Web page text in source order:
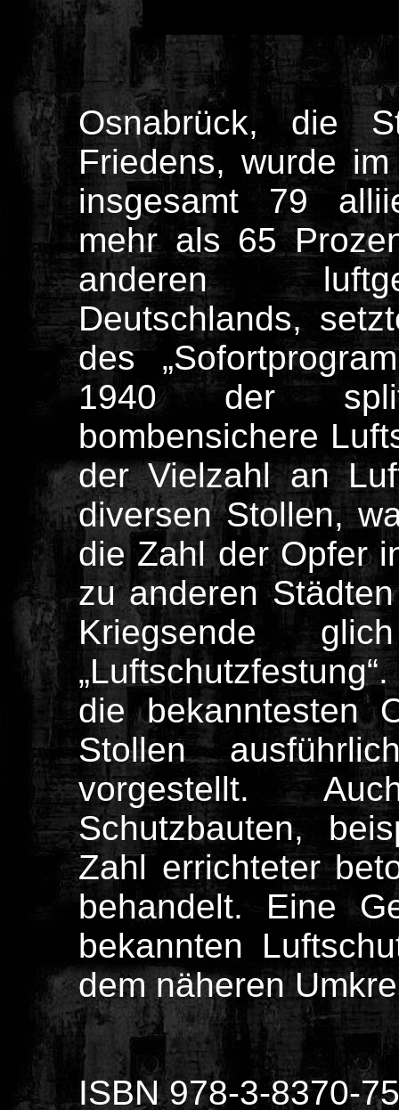
Osnabrück, die
Friedens, wurde
insgesamt 79
mehr als 65
anderen
Deutschlands,
des
1940 der
bombensichere
der Vielzahl an
diversen Stollen,
die Zahl der Opfer
zu anderen
Kriegsende
die bekanntesten
Stollen
vorgestellt.
Schutzbauten,
Zahl errichteter
behandelt. Eine
bekannten
dem näheren
ISBN 978-3-8370-